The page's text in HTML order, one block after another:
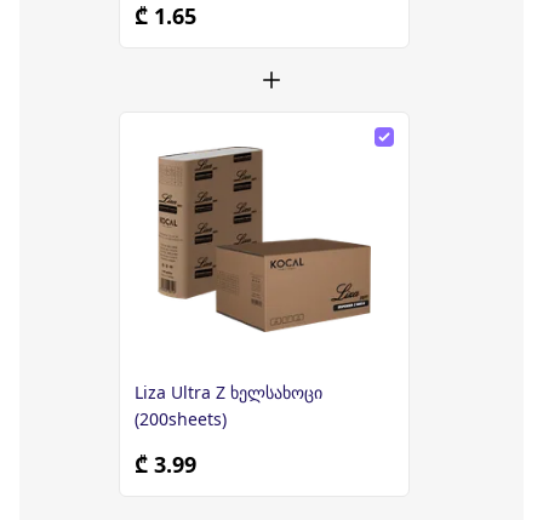
₾ 1.65
Liza Ultra Z ხელსახოცი
(200sheets)
₾ 3.99